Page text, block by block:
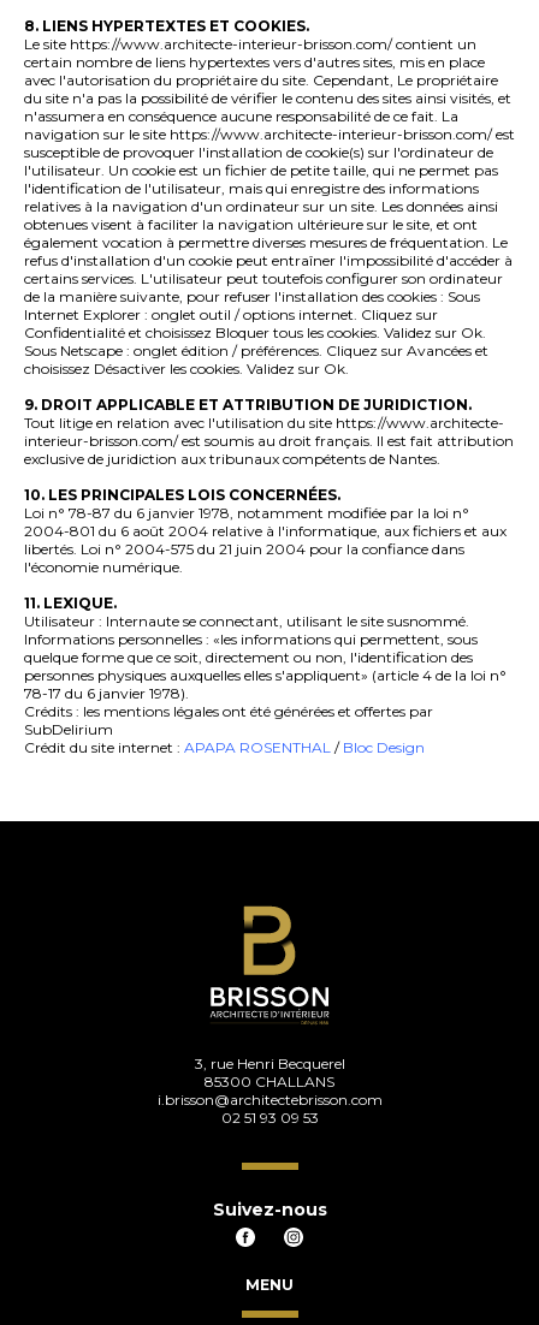
8. LIENS HYPERTEXTES ET COOKIES.
Le site https://www.architecte-interieur-brisson.com/ contient un
certain nombre de liens hypertextes vers d'autres sites, mis en place
avec l'autorisation du propriétaire du site. Cependant, Le propriétaire
du site n'a pas la possibilité de vérifier le contenu des sites ainsi visités, et
n'assumera en conséquence aucune responsabilité de ce fait. La
navigation sur le site https://www.architecte-interieur-brisson.com/ est
susceptible de provoquer l'installation de cookie(s) sur l'ordinateur de
l'utilisateur. Un cookie est un fichier de petite taille, qui ne permet pas
l'identification de l'utilisateur, mais qui enregistre des informations
relatives à la navigation d'un ordinateur sur un site. Les données ainsi
obtenues visent à faciliter la navigation ultérieure sur le site, et ont
également vocation à permettre diverses mesures de fréquentation. Le
refus d'installation d'un cookie peut entraîner l'impossibilité d'accéder à
certains services. L'utilisateur peut toutefois configurer son ordinateur
de la manière suivante, pour refuser l'installation des cookies : Sous
Internet Explorer : onglet outil / options internet. Cliquez sur
Confidentialité et choisissez Bloquer tous les cookies. Validez sur Ok.
Sous Netscape : onglet édition / préférences. Cliquez sur Avancées et
choisissez Désactiver les cookies. Validez sur Ok.
9. DROIT APPLICABLE ET ATTRIBUTION DE JURIDICTION.
Tout litige en relation avec l'utilisation du site https://www.architecte-
interieur-brisson.com/ est soumis au droit français. Il est fait attribution
exclusive de juridiction aux tribunaux compétents de Nantes.
10. LES PRINCIPALES LOIS CONCERNÉES.
Loi n° 78-87 du 6 janvier 1978, notamment modifiée par la loi n°
2004-801 du 6 août 2004 relative à l'informatique, aux fichiers et aux
libertés. Loi n° 2004-575 du 21 juin 2004 pour la confiance dans
l'économie numérique.
11. LEXIQUE.
Utilisateur : Internaute se connectant, utilisant le site susnommé.
Informations personnelles : «les informations qui permettent, sous
quelque forme que ce soit, directement ou non, l'identification des
personnes physiques auxquelles elles s'appliquent» (article 4 de la loi n°
78-17 du 6 janvier 1978).
Crédits : les mentions légales ont été générées et offertes par
SubDelirium
Crédit du site internet : APAPA ROSENTHAL / Bloc Design
3, rue Henri Becquerel
85300 CHALLANS
i.brisson@architectebrisson.com
02 51 93 09 53
Suivez-nous
MENU